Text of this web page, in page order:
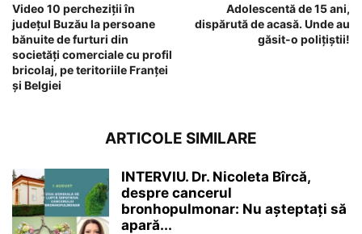
Video 10 percheziții în
județul Buzău la persoane
bănuite de furturi din
societăți comerciale cu profil
bricolaj, pe teritoriile Franței
și Belgiei
Adolescentă de 15 ani,
dispărută de acasă. Unde au
găsit-o polițiștii!
ARTICOLE SIMILARE
INTERVIU. Dr. Nicoleta Bîrcă,
despre cancerul
bronhopulmonar: Nu așteptați să
apară...